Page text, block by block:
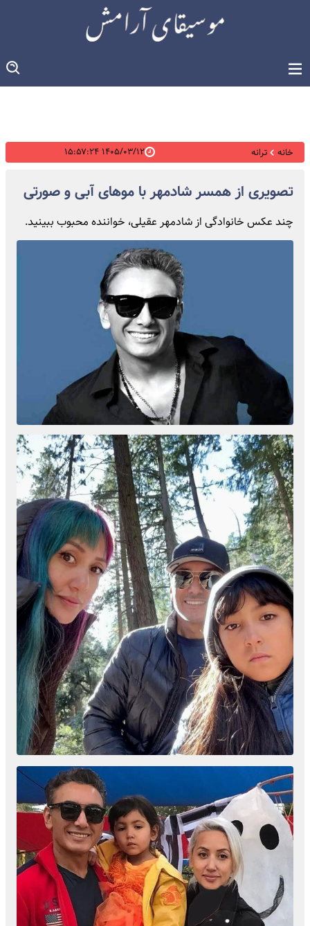
خانه ترانه ۱۴۰۵/۰۳/۱۲ ۱۵:۵۷:۲۴
تصویری از همسر شادمهر با موهای آبی و صورتی
چند عکس خانوادگی از شادمهر عقیلی، خواننده محبوب ببینید.